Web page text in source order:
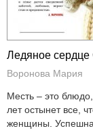
Ледяное
Воронова Мария
Месть – это
лет остынет все,
женщины.